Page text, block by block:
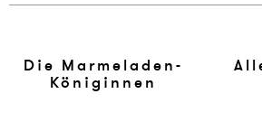
Die Mar­me­la­den-
Köni­gin­nen